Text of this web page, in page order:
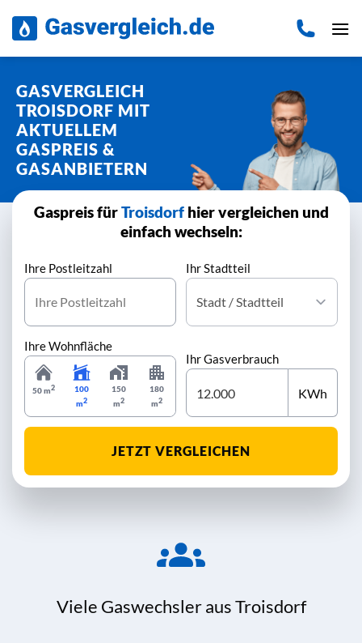
Inhalt
GASVERGLEICH
TROISDORF MIT
AKTUELLEM
GASPREIS &
GASANBIETERN
Gaspreis fürTroisdorfhier vergleichen und
einfach wechseln:
Ihre Postleitzahl Ihr Stadtteil
Ihre Wohnfläche
50 m2
100
m2
150
m2
180
m2
Ihr Gasverbrauch
KWh
JETZT VERGLEICHEN
Viele Gaswechsler aus Troisdorf